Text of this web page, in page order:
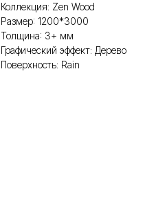
Коллекция: Zen Wood
Размер: 1200*3000
Толщина: 3+ мм
Графический эффект: Дерево
Поверхность: Rain